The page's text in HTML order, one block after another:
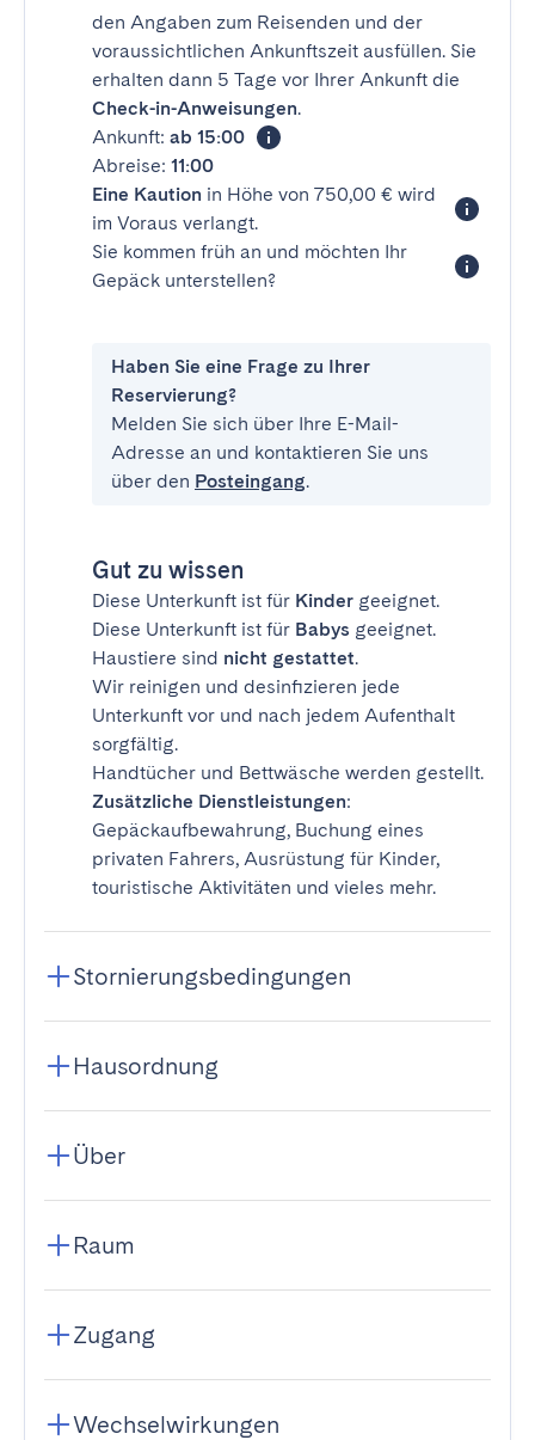
den Angaben zum Reisenden und der
voraussichtlichen Ankunftszeit ausfüllen. Sie
erhalten dann 5 Tage vor Ihrer Ankunft die
Check-in-Anweisungen.
Ankunft: ab 15:00
Abreise: 11:00
Eine Kaution in Höhe von 750,00 € wird
im Voraus verlangt.
Sie kommen früh an und möchten Ihr
Gepäck unterstellen?
Haben Sie eine Frage zu Ihrer
Reservierung?
Melden Sie sich über Ihre E-Mail-
Adresse an und kontaktieren Sie uns
über den Posteingang.
Gut zu wissen
Diese Unterkunft ist für Kinder geeignet.
Diese Unterkunft ist für Babys geeignet.
Haustiere sind nicht gestattet.
Wir reinigen und desinfizieren jede
Unterkunft vor und nach jedem Aufenthalt
sorgfältig.
Handtücher und Bettwäsche werden gestellt.
Zusätzliche Dienstleistungen:
Gepäckaufbewahrung, Buchung eines
privaten Fahrers, Ausrüstung für Kinder,
touristische Aktivitäten und vieles mehr.
Stornierungsbedingungen
Hausordnung
Über
Raum
Zugang
Wechselwirkungen